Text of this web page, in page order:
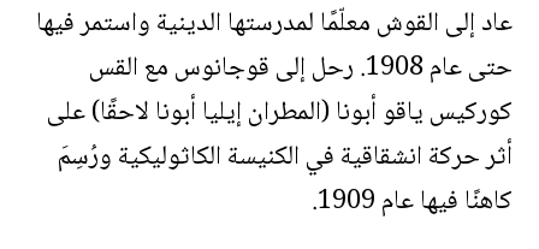
عاد إلى القوش معلّمًا لمدرستها الدينية واستمر فيها
حتى عام 1908. رحل إلى قوجانوس مع القس
كوركيس ياقو أبونا (المطران إيليا أبونا لاحقًا) على
أثر حركة انشقاقية في الكنيسة الكاثوليكية ورُسِمَ
كاهنًا فيها عام 1909.